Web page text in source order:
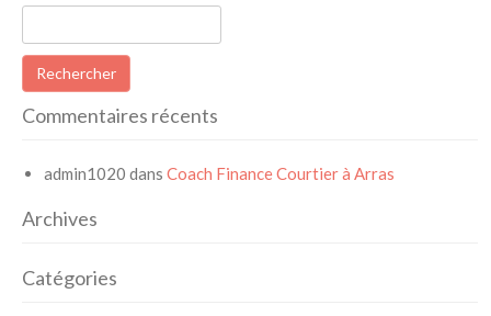
Commentaires récents
admin1020 dansCoach Finance Courtier à Arras
Archives
Catégories